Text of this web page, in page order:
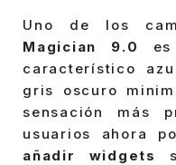
Uno de los
Magician 9.0
característico
gris oscuro
sensación más
usuarios ahora
añadir widgets